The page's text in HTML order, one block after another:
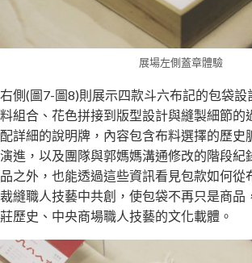
展場左側蓋章體驗
右側(圖7-圖8)則展示四款斗六布記的包袋設
料組合、花色拼接到版型設計與縫製細節的
配詳細的說明牌，內容包含布料選擇的歷史
演進，以及團隊與郭媽媽溝通修改的階段紀
品之外，也能透過這些資訊看見包款如何從
裁縫職人技藝中共創，使包袋不再只是商品
莊歷史、中央商場職人技藝的文化載體。